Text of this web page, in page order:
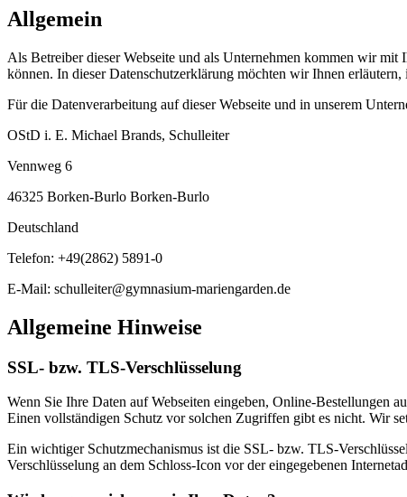
Allgemein
Als Betreiber dieser Webseite und als Unternehmen kommen wir
können. In dieser Datenschutzerklärung möchten wir Ihnen
Für die Datenverarbeitung auf dieser Webseite und in unserem
OStD i. E. Michael Brands, Schulleiter
Vennweg 6
46325 Borken-Burlo Borken-Burlo
Deutschland
Telefon: +49(2862) 5891-0
E-Mail: schulleiter@gymnasium-mariengarden.de
Allgemeine Hinweise
SSL- bzw. TLS-Verschlüsselung
Wenn Sie Ihre Daten auf Webseiten eingeben, Online-Bestellungen
Einen vollständigen Schutz vor solchen Zugriffen gibt es nicht. Wir
Ein wichtiger Schutzmechanismus ist die SSL- bzw. TLS-
Verschlüsselung an dem Schloss-Icon vor der eingegebenen